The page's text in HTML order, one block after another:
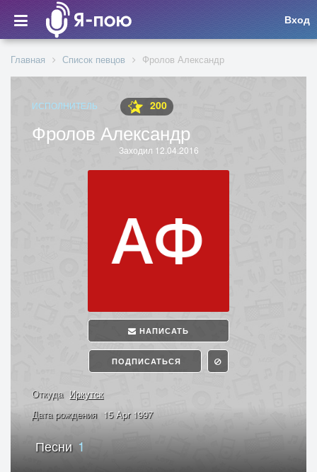
Вход
Главная Список певцов Фролов Александр
ИСПОЛНИТЕЛЬ 200
Фролов Александр
Заходил 12.04.2016
НАПИСАТЬ
ПОДПИСАТЬСЯ
Откуда Иркутск
Дата рождения 15 Apr 1997
Песни1